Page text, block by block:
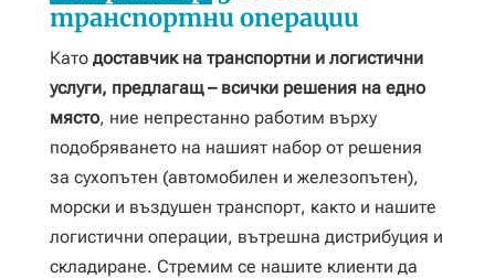
транспортни операции
Като доставчик на транспортни и логистични
услуги, предлагащ – всички решения на едно
място, ние непрестанно работим върху
подобряването на нашият набор от решения
за сухопътен (автомобилен и железопътен),
морски и въздушен транспорт, както и нашите
логистични операции, вътрешна дистрибуция и
складиране. Стремим се нашите клиенти да